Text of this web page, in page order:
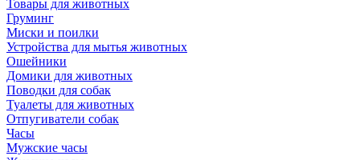
Товары для животных
Груминг
Миски и поилки
Устройства для мытья животных
Ошейники
Домики для животных
Поводки для собак
Туалеты для животных
Отпугиватели собак
Часы
Мужские часы